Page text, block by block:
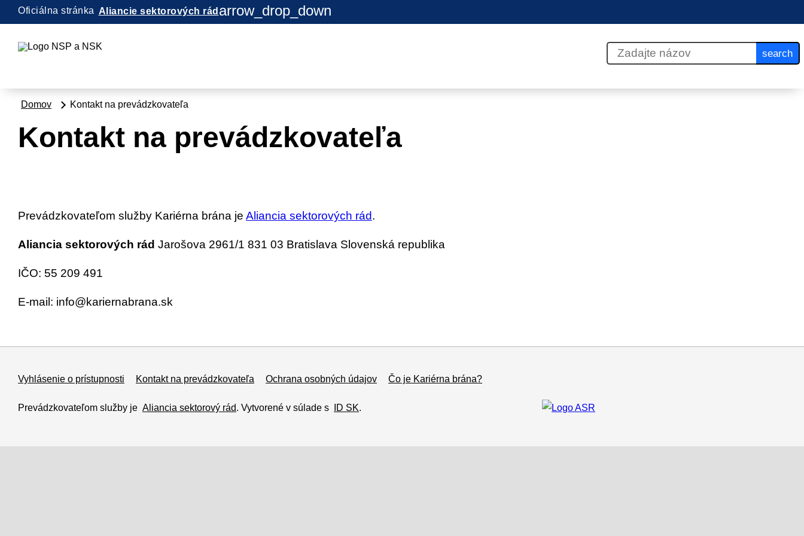
Oficiálna stránka Aliancie sektorových rád arrow_drop_down
search
Domov Kontakt na prevádzkovateľa
Kontakt na prevádzkovateľa
Prevádzkovateľom služby Kariérna brána je Aliancia sektorových rád.
Aliancia sektorových rád Jarošova 2961/1 831 03 Bratislava Slovenská republika
IČO: 55 209 491
E-mail: info@kariernabrana.sk
Vyhlásenie o prístupnosti Kontakt na prevádzkovateľa Ochrana osobných údajov Čo je Kariérna brána?
Prevádzkovateľom služby je Aliancia sektorový rád. Vytvorené v súlade s ID SK.